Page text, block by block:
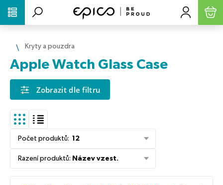
Kryty a pouzdra
Apple Watch Glass Case
Zobrazit dle filtru
Počet produktů: 12
Řazení produktů: Název vzest.